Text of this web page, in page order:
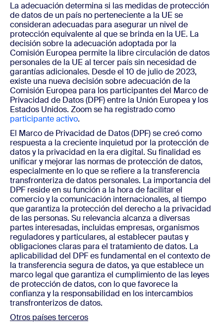
La adecuación determina si las medidas de protección
de datos de un país no perteneciente a la UE se
consideran adecuadas para asegurar un nivel de
protección equivalente al que se brinda en la UE. La
decisión sobre la adecuación adoptada por la
Comisión Europea permite la libre circulación de datos
personales de la UE al tercer país sin necesidad de
garantías adicionales. Desde el 10 de julio de 2023,
existe una nueva decisión sobre adecuación de la
Comisión Europea para los participantes del Marco de
Privacidad de Datos (DPF) entre la Unión Europea y los
Estados Unidos. Zoom se ha registrado como
participante activo.
El Marco de Privacidad de Datos (DPF) se creó como
respuesta a la creciente inquietud por la protección de
datos y la privacidad en la era digital. Su finalidad es
unificar y mejorar las normas de protección de datos,
especialmente en lo que se refiere a la transferencia
transfronteriza de datos personales. La importancia del
DPF reside en su función a la hora de facilitar el
comercio y la comunicación internacionales, al tiempo
que garantiza la protección del derecho a la privacidad
de las personas. Su relevancia alcanza a diversas
partes interesadas, incluidas empresas, organismos
reguladores y particulares, al establecer pautas y
obligaciones claras para el tratamiento de datos. La
aplicabilidad del DPF es fundamental en el contexto de
la transferencia segura de datos, ya que establece un
marco legal que garantiza el cumplimiento de las leyes
de protección de datos, con lo que favorece la
confianza y la responsabilidad en los intercambios
transfronterizos de datos.
Otros países terceros